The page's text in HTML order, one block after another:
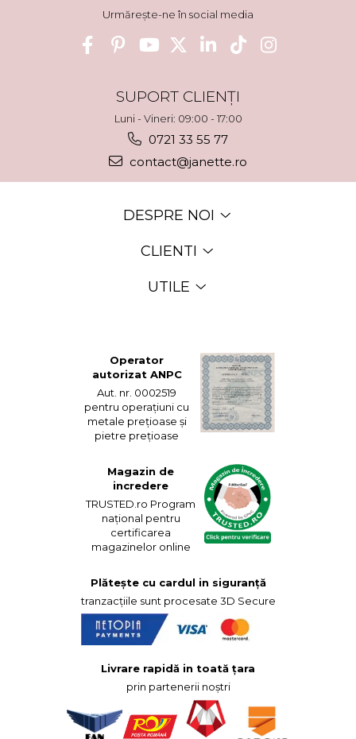
Urmărește-ne în social media
SUPORT CLIENȚI
Luni - Vineri: 09:00 - 17:00
0721 33 55 77
contact@janette.ro
DESPRE NOI
CLIENTI
UTILE
Operator
autorizat ANPC
Aut. nr. 0002519
pentru operațiuni cu
metale prețioase și
pietre prețioase
Magazin de
incredere
TRUSTED.ro Program
național pentru
certificarea
magazinelor online
Plătește cu cardul in siguranță
tranzacțiile sunt procesate 3D Secure
Livrare rapidă in toată țara
prin partenerii noștri